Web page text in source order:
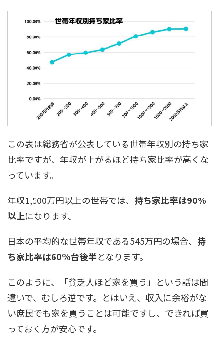
この表は総務省が公表している世帯年収別の持ち家
比率ですが、年収が上がるほど持ち家比率が高くな
っています。
年収1,500万円以上の世帯では、 持ち家比率は90%
以上になります。
日本の平均的な世帯年収である545万円の場合、 持
ち家比率は60%台後半となります。
このように、「貧乏人ほど家を買う」という話は間
違いで、むしろ逆です。とはいえ、収入に余裕がな
い庶民でも家を買うことは可能ですし、できれば買
っておく方が安心です。